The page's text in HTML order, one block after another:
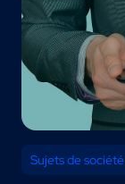
Sujets de société